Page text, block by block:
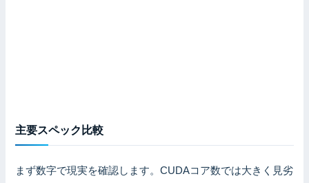
主要スペック比較
まず数字で現実を確認します。CUDAコア数では大きく見劣